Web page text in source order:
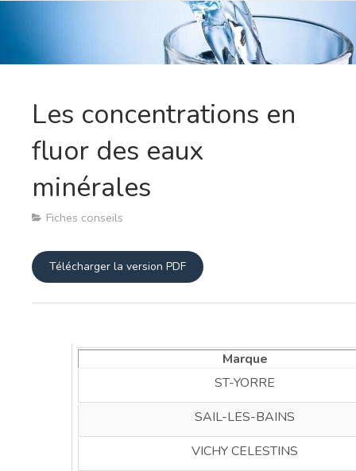
Les concentrations en
fluor des eaux
minérales
Fiches conseils
Télécharger la version PDF
Marque
ST-YORRE
SAIL-LES-BAINS
VICHY CELESTINS